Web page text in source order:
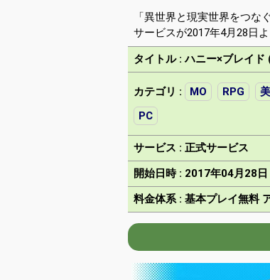
「異世界と現実世界をつ
サービスが2017年4月28日
タイトル : ハニー×ブレイ
カテゴリ : MO RPG
PC
サービス : 正式サービス
開始日時 : 2017年04月28日
料金体系 : 基本プレイ無料